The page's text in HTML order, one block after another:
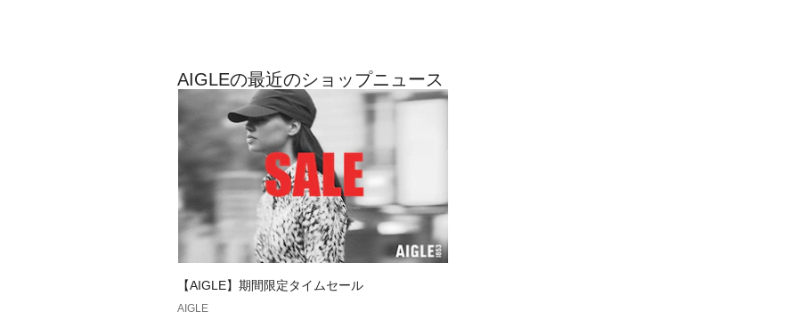
AIGLEの最近のショップニュース
【AIGLE】期間限定タイムセール
AIGLE